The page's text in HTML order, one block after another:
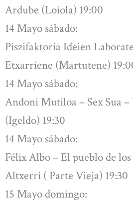
Ardube (Loiola) 19:00
14 Mayo sábado:
Piszifaktoria Ideien
Etxarriene (Martutene)
14 Mayo sábado:
Andoni Mutiloa – Sex Sua
(Igeldo) 19:30
14 Mayo sábado:
Félix Albo – El pueblo de
Altxerri ( Parte Vieja) 19:30
15 Mayo domingo: